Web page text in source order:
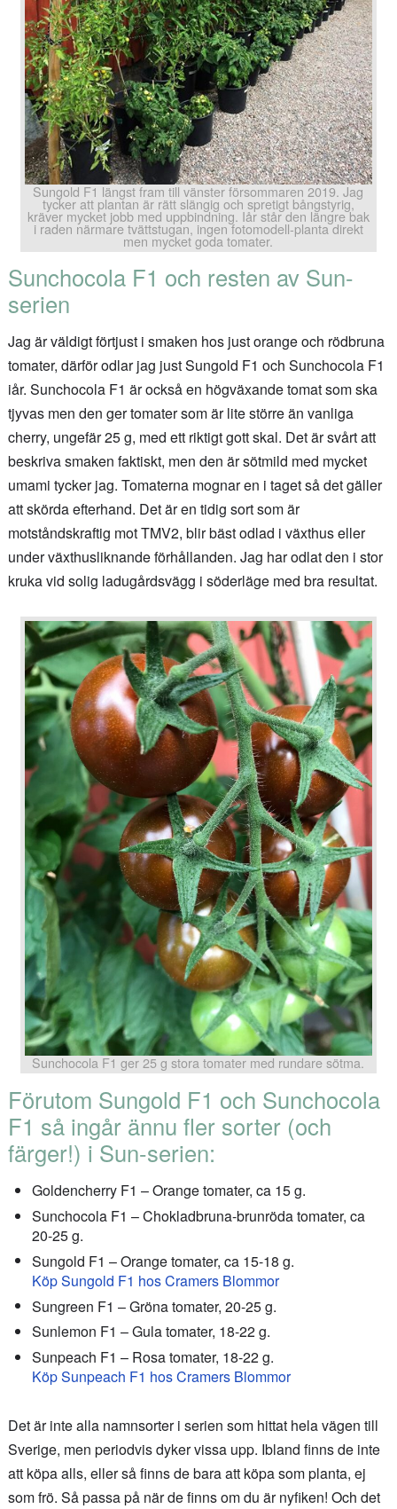
Sungold F1 längst fram till vänster försommaren 2019. Jag
tycker att plantan är rätt slängig och spretigt bångstyrig,
kräver mycket jobb med uppbindning. Iår står den längre bak
i raden närmare tvättstugan, ingen fotomodell-planta direkt
men mycket goda tomater.
Sunchocola F1 och resten av Sun-
serien
Jag är väldigt förtjust i smaken hos just orange och rödbruna
tomater, därför odlar jag just Sungold F1 och Sunchocola F1
iår. Sunchocola F1 är också en högväxande tomat som ska
tjyvas men den ger tomater som är lite större än vanliga
cherry, ungefär 25 g, med ett riktigt gott skal. Det är svårt att
beskriva smaken faktiskt, men den är sötmild med mycket
umami tycker jag. Tomaterna mognar en i taget så det gäller
att skörda efterhand. Det är en tidig sort som är
motståndskraftig mot TMV2, blir bäst odlad i växthus eller
under växthusliknande förhållanden. Jag har odlat den i stor
kruka vid solig ladugårdsvägg i söderläge med bra resultat.
Sunchocola F1 ger 25 g stora tomater med rundare sötma.
Förutom Sungold F1 och Sunchocola
F1 så ingår ännu fler sorter (och
färger!) i Sun-serien:
Goldencherry F1 – Orange tomater, ca 15 g.
Sunchocola F1 – Chokladbruna-brunröda tomater, ca
20-25 g.
Sungold F1 – Orange tomater, ca 15-18 g.
Köp Sungold F1 hos Cramers Blommor
Sungreen F1 – Gröna tomater, 20-25 g.
Sunlemon F1 – Gula tomater, 18-22 g.
Sunpeach F1 – Rosa tomater, 18-22 g.
Köp Sunpeach F1 hos Cramers Blommor
Det är inte alla namnsorter i serien som hittat hela vägen till
Sverige, men periodvis dyker vissa upp. Ibland finns de inte
att köpa alls, eller så finns de bara att köpa som planta, ej
som frö. Så passa på när de finns om du är nyfiken! Och det